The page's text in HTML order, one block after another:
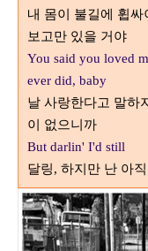
내 몸이 불길에 휩싸
보고만 있을 거야
You said you loved
ever did, baby
날 사랑한다고 말하
이 없으니까
But darlin' I'd still
달링, 하지만 난 아